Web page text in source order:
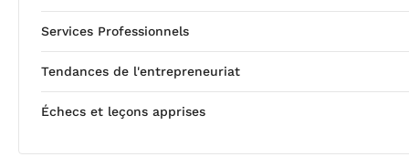
Services Professionnels
Tendances de l'entrepreneuriat
Échecs et leçons apprises